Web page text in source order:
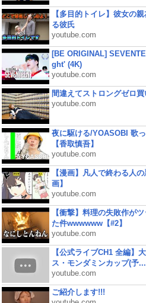
【多目的トイレ】彼女の
る彼氏
youtube.com
[BE ORIGINAL]
ght' (4K)
youtube.com
間違えてストロングゼロ買
youtube.com
夜に駆ける/YOASOBI 歌
【香取慎吾】
youtube.com
【漫画】凡人で終わる人
画】
youtube.com
【衝撃】料理の失敗作が
た件wwwwww【#2】
youtube.com
【公式ライブCH1 全編】
ス・モンダミンカップ(予...
youtube.com
ご紹介します!!!